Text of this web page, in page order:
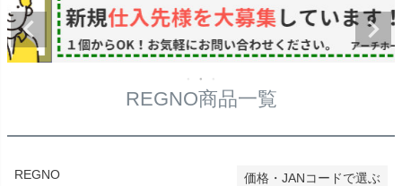
REGNO商品一覧
REGNO 価格・JANコードで選ぶ
在庫なし商品
在庫なし商品を表示しない
検索
★偏平率